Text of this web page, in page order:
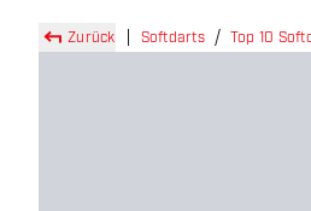
Zurück Softdarts Top 10